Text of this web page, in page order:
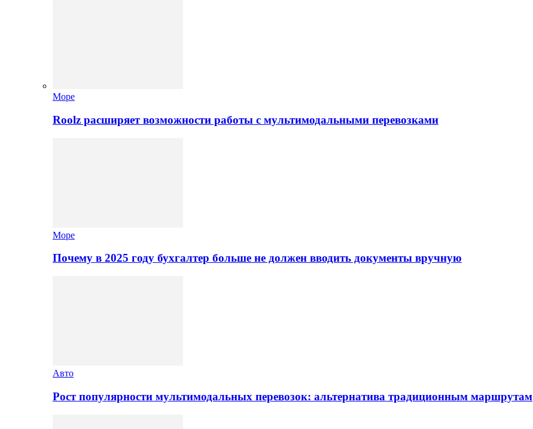
Море
Roolz расширяет возможности работы с мультимодальными перевозками
Море
Почему в 2025 году бухгалтер больше не должен вводить документы вручную
Авто
Рост популярности мультимодальных перевозок: альтернатива традиционным маршрутам